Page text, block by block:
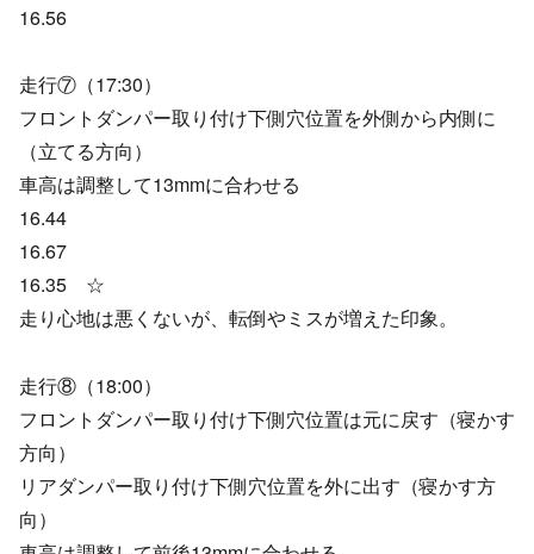
16.56
走行⑦（17:30）
フロントダンパー取り付け下側穴位置を外側から内側に
（立てる方向）
車高は調整して13mmに合わせる
16.44
16.67
16.35 ☆
走り心地は悪くないが、転倒やミスが増えた印象。
走行⑧（18:00）
フロントダンパー取り付け下側穴位置は元に戻す（寝かす
方向）
リアダンパー取り付け下側穴位置を外に出す（寝かす方
向）